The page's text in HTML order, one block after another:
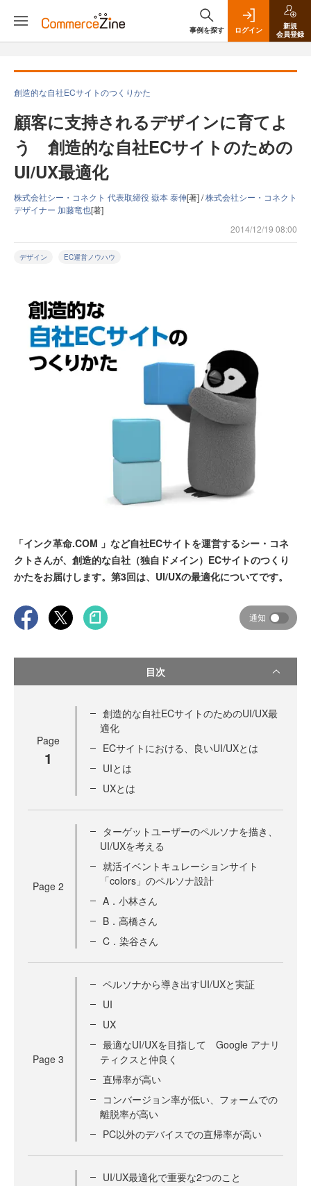
事例を探す ログイン
新規
会員登録
創造的な自社ECサイトのつくりかた
顧客に支持されるデザインに育てよ
う 創造的な自社ECサイトのための
UI/UX最適化
株式会社シー・コネクト 代表取締役 嶽本 泰伸[著] /株式会社シー・コネクト
デザイナー 加藤竜也[著]
2014/12/19 08:00
デザイン EC運営ノウハウ
「インク革命.COM 」など自社ECサイトを運営するシー・コネ
クトさんが、創造的な自社（独自ドメイン）ECサイトのつくり
かたをお届けします。第3回は、UI/UXの最適化についてです。
通知
目次
Page
1
創造的な自社ECサイトのためのUI/UX最
適化
ECサイトにおける、良いUI/UXとは
UIとは
UXとは
Page 2
ターゲットユーザーのペルソナを描き、
UI/UXを考える
就活イベントキュレーションサイト
「colors」のペルソナ設計
A．小林さん
B．高橋さん
C．染谷さん
Page 3
ペルソナから導き出すUI/UXと実証
UI
UX
最適なUI/UXを目指して Google アナリ
ティクスと仲良く
直帰率が高い
コンバージョン率が低い、フォームでの
離脱率が高い
PC以外のデバイスでの直帰率が高い
UI/UX最適化で重要な2つのこと